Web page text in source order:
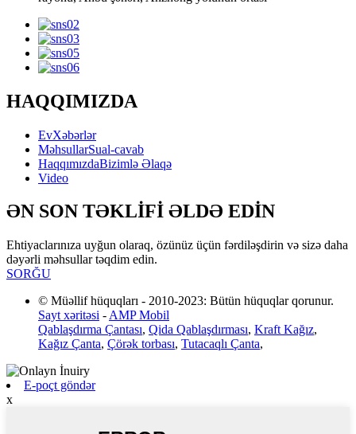
HAQQIMIZDA
EvXəbərlər
MəhsullarSual-cavab
HaqqımızdaBizimlə Əlaqə
Video
ƏN SON TƏKLİFİ ƏLDƏ EDİN
Ehtiyaclarınıza uyğun olaraq, özünüz üçün fərdiləşdirin və sizə daha
dəyərli məhsullar təqdim edin.
SORĞU
© Müəllif hüquqları - 2010-2023: Bütün hüquqlar qorunur.
Sayt xəritəsi - AMP Mobil
Qablaşdırma Çantası, Qida Qablaşdırması, Kraft Kağız,
Kağız Çanta, Çörək torbası, Tutacaqlı Çanta,
E-poçt göndər
x